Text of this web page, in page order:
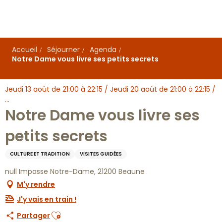
principal
Accueil
Séjourner
Agenda
Notre Dame vous livre ses petits secrets
Jeudi 13 août de 21:00 à 22:15 / Jeudi 20 août de 21:00 à 22:15 /
...
Notre Dame vous livre ses
petits secrets
CULTURE ET TRADITION VISITES GUIDÉES
null Impasse Notre-Dame, 21200 Beaune
M'y rendre
J'y vais en train !
PartagerAjouter aux favoris